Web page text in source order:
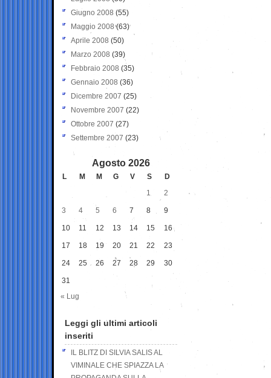
Giugno 2008 (55)
Maggio 2008(63)
Aprile 2008 (50)
Marzo 2008 (39)
Febbraio 2008 (35)
Gennaio 2008 (36)
Dicembre 2007 (25)
Novembre 2007 (22)
Ottobre 2007 (27)
Settembre 2007 (23)
Agosto 2026
L M M G V S
D
1
2
3 4 5 6 7 8 9
10 11 12 13 14 15 16
17 18 19 20 21 22 23
24 25 26 27 28 29 30
31
« Lug
Leggi gli ultimi articoli
inseriti
IL BLITZ DI SILVIA SALIS AL
VIMINALE CHE SPIAZZA LA